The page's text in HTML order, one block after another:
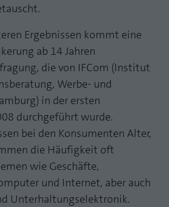
Ergebnissen kommt eine
ab 14 Jahren
die von IFCom (Institut
Werbe- und
in der ersten
durchgeführt wurde.
bei den Konsumenten Alter,
die Häufigkeit oft
wie Geschäfte,
und Internet, aber auch
Unterhaltungselektronik.
Ende der Sitzung
Standard Sitzungs Identifikation
AT INTERNET
von AT INTERNET zur Steuerung der
Script- und Ereignisbehandlung